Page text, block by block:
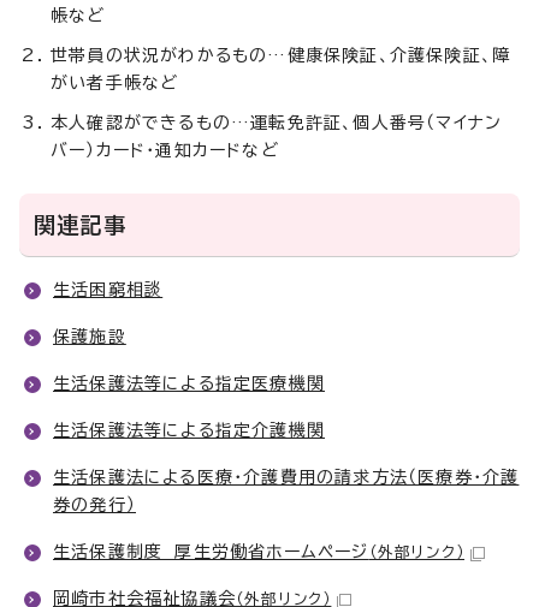
帳など
世帯員の状況がわかるもの…健康保険証、介護保険証、障
がい者手帳など
本人確認ができるもの…運転免許証、個人番号（マイナン
バー）カード・通知カードなど
関連記事
生活困窮相談
保護施設
生活保護法等による指定医療機関
生活保護法等による指定介護機関
生活保護法による医療・介護費用の請求方法（医療券・介護
券の発行）
生活保護制度 厚生労働省ホームページ （外部リンク）
岡崎市社会福祉協議会 （外部リンク）